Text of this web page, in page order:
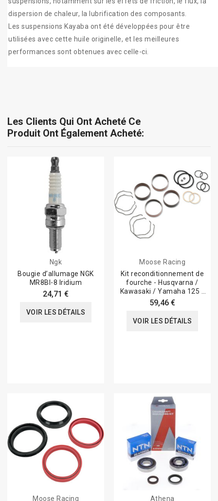
dispersion de chaleur, la lubrification des composants.
Les suspensions Kayaba ont été développées pour être
utilisées avec cette huile originelle, et les meilleures
performances sont obtenues avec celle-ci.
Les Clients Qui Ont Acheté Ce
Produit Ont Également Acheté:
Ngk
Bougie d’allumage NGK
MR8BI-8 Iridium
24,71 €
VOIR LES DÉTAILS
Moose Racing
Kit reconditionnement de
fourche - Husqvarna /
Kawasaki / Yamaha 125 /
250 YZ
59,46 €
VOIR LES DÉTAILS
Moose Racing
Athena